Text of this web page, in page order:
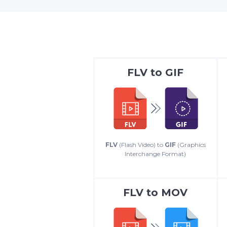
FLV to GIF
FLV(Flash Video) to GIF(Graphics
Interchange Format)
FLV to MOV